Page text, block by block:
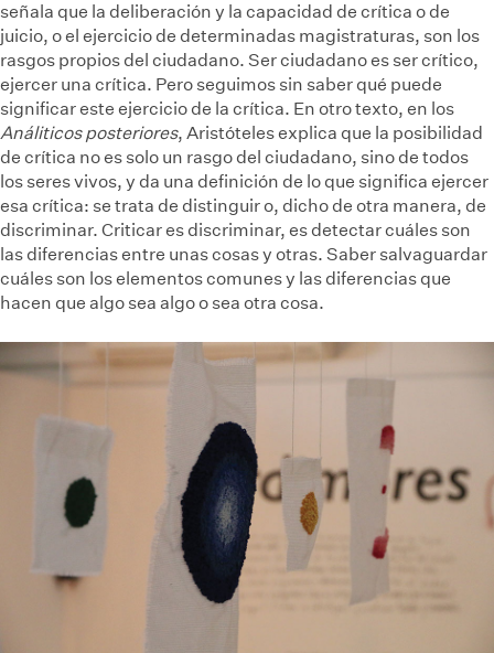
señala que la deliberación y la capacidad de crítica o de
juicio, o el ejercicio de determinadas magistraturas, son los
rasgos propios del ciudadano. Ser ciudadano es ser crítico,
ejercer una crítica. Pero seguimos sin saber qué puede
significar este ejercicio de la crítica. En otro texto, en los
Análiticos posteriores, Aristóteles explica que la posibilidad
de crítica no es solo un rasgo del ciudadano, sino de todos
los seres vivos, y da una definición de lo que significa ejercer
esa crítica: se trata de distinguir o, dicho de otra manera, de
discriminar. Criticar es discriminar, es detectar cuáles son
las diferencias entre unas cosas y otras. Saber salvaguardar
cuáles son los elementos comunes y las diferencias que
hacen que algo sea algo o sea otra cosa.